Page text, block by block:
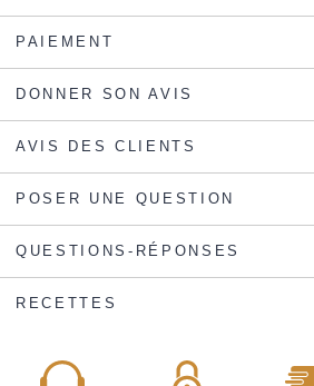
PAIEMENT
DONNER SON AVIS
AVIS DES CLIENTS
POSER UNE QUESTION
QUESTIONS-RÉPONSES
RECETTES